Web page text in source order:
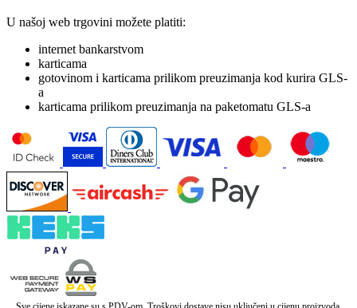
U našoj web trgovini možete platiti:
internet bankarstvom
karticama
gotovinom i karticama prilikom preuzimanja kod kurira GLS-
a
karticama prilikom preuzimanja na paketomatu GLS-a